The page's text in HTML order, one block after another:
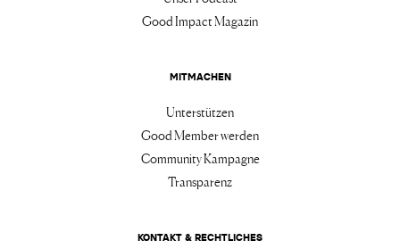
Good Impact Magazin
MITMACHEN
Unterstützen
Good Member werden
Community Kampagne
Transparenz
KONTAKT & RECHTLICHES